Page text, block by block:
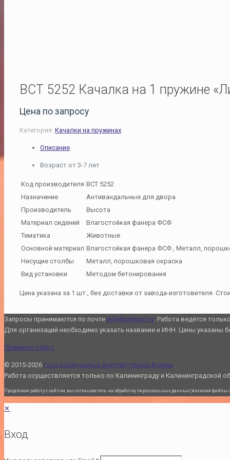
ВСТ 5252 Качалка на 1 пружине
Цена по запросу
Категория: Качалки на пружинах
Описание
Возраст от 3-7 лет
Код производителя ВСТ 5252
Назначение
Антивандальные для двора
Производитель
Высота
Материал сидений
Влагостойкая фанера ФСФ
Тематика
Животные
Основной материал Влагостойкая фанера ФСФ , Металл,
Несущие столбы
Металл, порошковая окраска
Вид установки
Методом бетонирования
Цена указана за 1 шт., без доставки от завода-изготовителя.
Запросы принимаются по почте info@citymaf.ru . Работа ведётся
Для организаций необходимо указать название и ИНН. Цены указаны
Примеры работ
© 2015-2026 Городские малые архитектурные формы
Работа осуществляется только по Калининграду и Калининградской
Продолжая работу с сайтом, вы соглашаетесь на обработку персональных данных (включая
✕
Вход